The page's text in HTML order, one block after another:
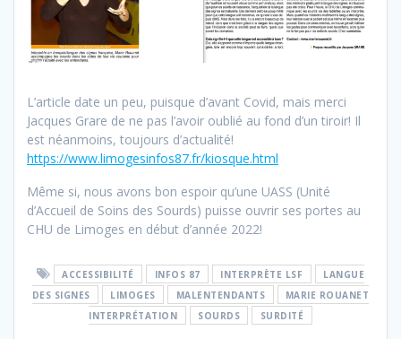
L’article date un peu, puisque d’avant Covid, mais merci
Jacques Grare de ne pas l’avoir oublié au fond d’un tiroir! Il
est néanmoins, toujours d’actualité!
https://www.limogesinfos87.fr/kiosque.html
Même si, nous avons bon espoir qu’une UASS (Unité
d’Accueil de Soins des Sourds) puisse ouvrir ses portes au
CHU de Limoges en début d’année 2022!
ACCESSIBILITÉ INFOS 87 INTERPRÈTE LSF
LANGUE
DES SIGNES
LIMOGES MALENTENDANTS
MARIE ROUANET
INTERPRÉTATION
SOURDS SURDITÉ